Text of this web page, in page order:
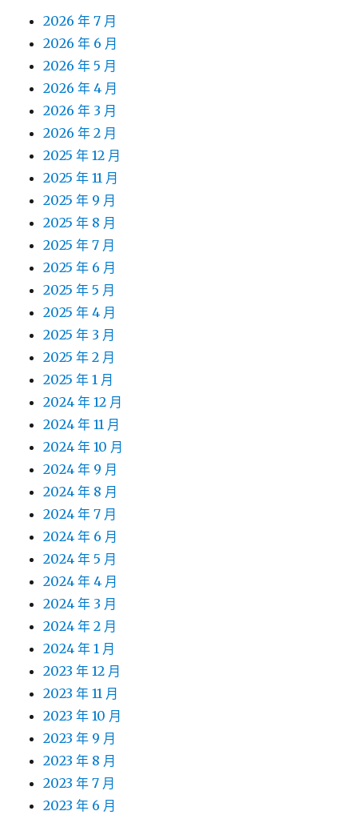
2026 年 7 月
2026 年 6 月
2026 年 5 月
2026 年 4 月
2026 年 3 月
2026 年 2 月
2025 年 12 月
2025 年 11 月
2025 年 9 月
2025 年 8 月
2025 年 7 月
2025 年 6 月
2025 年 5 月
2025 年 4 月
2025 年 3 月
2025 年 2 月
2025 年 1 月
2024 年 12 月
2024 年 11 月
2024 年 10 月
2024 年 9 月
2024 年 8 月
2024 年 7 月
2024 年 6 月
2024 年 5 月
2024 年 4 月
2024 年 3 月
2024 年 2 月
2024 年 1 月
2023 年 12 月
2023 年 11 月
2023 年 10 月
2023 年 9 月
2023 年 8 月
2023 年 7 月
2023 年 6 月